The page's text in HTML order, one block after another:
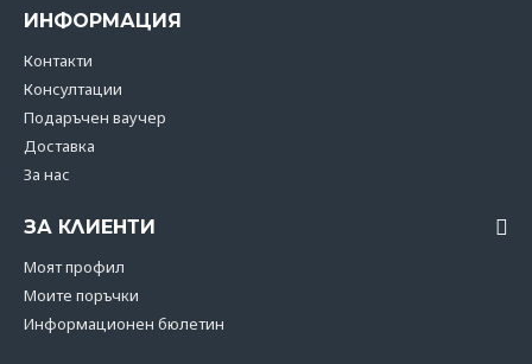
ИНФОРМАЦИЯ
Контакти
Консултации
Подаръчен ваучер
Доставка
За нас
ЗА КЛИЕНТИ
Моят профил
Моите поръчки
Информационен бюлетин